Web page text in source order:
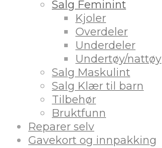
Salg Feminint
Kjoler
Overdeler
Underdeler
Undertøy/nattøy
Salg Maskulint
Salg Klær til barn
Tilbehør
Bruktfunn
Reparer selv
Gavekort og innpakking